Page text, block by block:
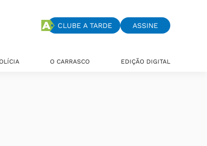
CLUBE A TARDE ASSINE
O CARRASCO EDIÇÃO DIGITAL